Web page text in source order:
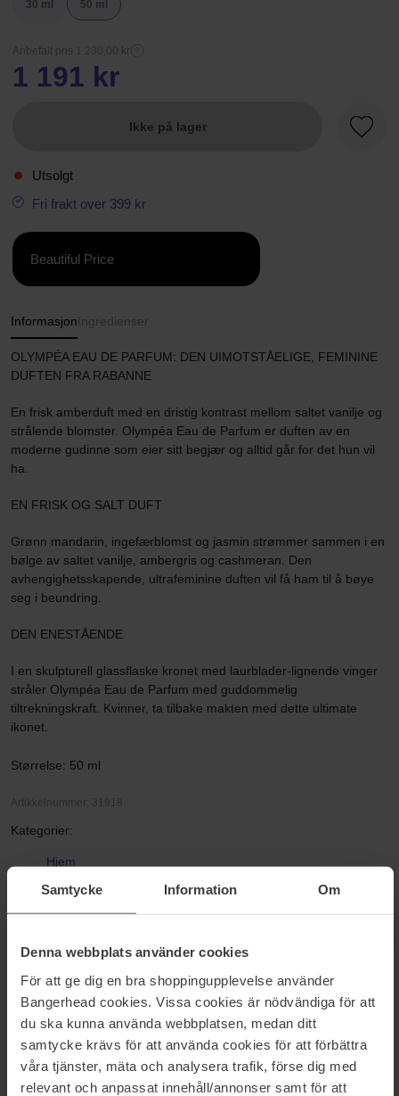
Samtycke Information Om
Denna webbplats använder cookies
För att ge dig en bra shoppingupplevelse använder
Bangerhead cookies. Vissa cookies är nödvändiga för att
du ska kunna använda webbplatsen, medan ditt
samtycke krävs för att använda cookies för att förbättra
våra tjänster, mäta och analysera trafik, förse dig med
relevant och anpassat innehåll/annonser samt för att
30 ml 50 ml
Anbefalt pris 1 230,00 kr
1 191 kr
Ikke på lager
Utsolgt
Fri frakt over 399 kr
Beautiful Price
Informasjon Ingredienser
OLYMPÉA EAU DE PARFUM: DEN UIMOTSTÅELIGE, FEMININE
DUFTEN FRA RABANNE
En frisk amberduft med en dristig kontrast mellom saltet vanilje og
strålende blomster. Olympéa Eau de Parfum er duften av en
moderne gudinne som eier sitt begjær og alltid går for det hun vil
ha.
EN FRISK OG SALT DUFT
Grønn mandarin, ingefærblomst og jasmin strømmer sammen i en
bølge av saltet vanilje, ambergris og cashmeran. Den
avhengighetsskapende, ultrafeminine duften vil få ham til å bøye
seg i beundring.
DEN ENESTÅENDE
I en skulpturell glassflaske kronet med laurblader-lignende vinger
stråler Olympéa Eau de Parfum med guddommelig
tiltrekningskraft. Kvinner, ta tilbake makten med dette ultimate
ikonet.
Størrelse: 50 ml
Artikkelnummer: 31918
Kategorier:
Hjem
Dameparfyme
Olympea
Anmeldelser (7)Spørsmål og svar (0)
3.9